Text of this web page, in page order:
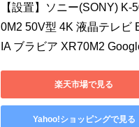
【設置】ソニー(SONY) K-
0M2 50V型 4K 液晶テレビ
IA ブラビア XR70M2
楽天市場で見る
Yahoo!ショッピングで見る